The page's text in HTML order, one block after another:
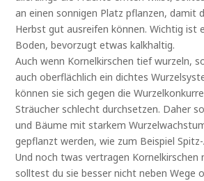
an einen sonnigen Platz pflanzen, damit
Herbst gut ausreifen können. Wichtig ist
Boden, bevorzugt etwas kalkhaltig.
Auch wenn Kornelkirschen tief wurzeln,
auch oberflächlich ein dichtes
können sie sich gegen die
Sträucher schlecht durchsetzen. Daher
und Bäume mit starkem
gepflanzt werden, wie zum Beispiel
Und noch twas vertragen Kornelkirschen
solltest du sie besser nicht neben Wege